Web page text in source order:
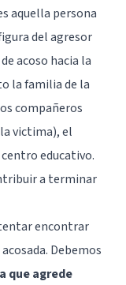
aquella persona
del agresor
acoso hacia la
la familia de la
compañeros
victima), el
educativo.
a terminar
encontrar
Debemos
que agrede